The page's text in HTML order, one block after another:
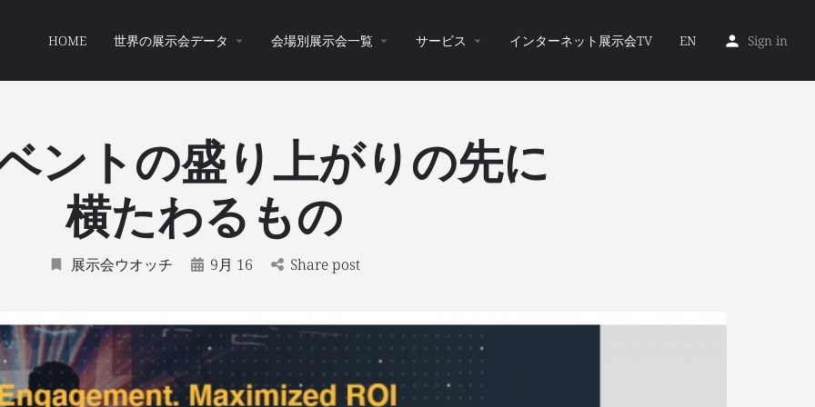
HOME 世界の展示会データ 会場別展示会一覧 サービス インターネット展示会TV EN Sign in
ントの盛り上がりの先に
横たわるもの
展示会ウオッチ 9月 16 Share post